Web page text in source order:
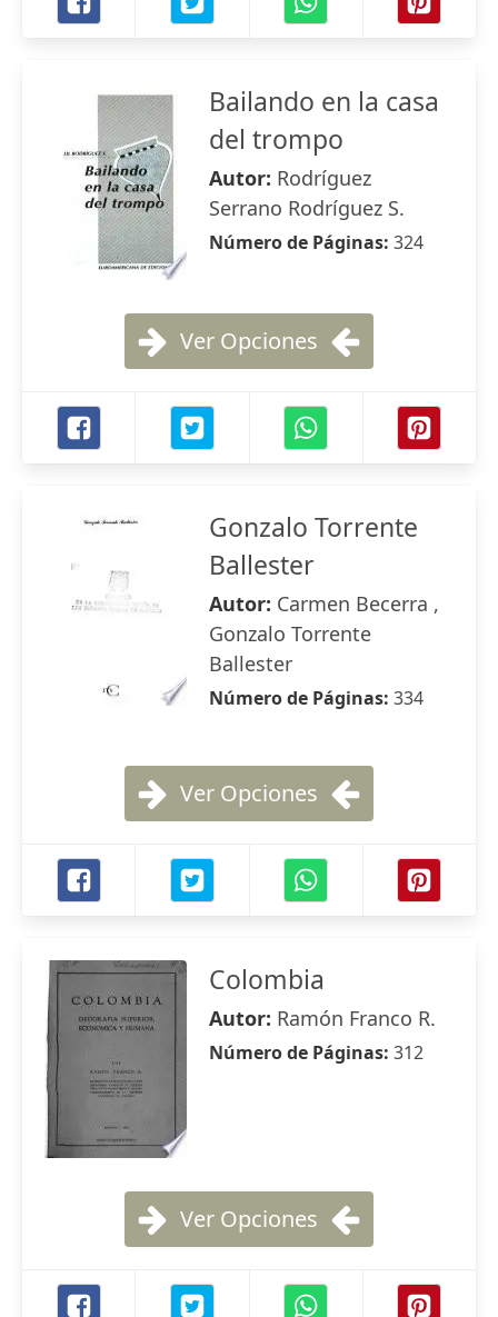
Bailando en la casa
del trompo
Autor: Rodríguez
Serrano Rodríguez S.
Número de Páginas: 324
Ver Opciones
Gonzalo Torrente
Ballester
Autor: Carmen Becerra ,
Gonzalo Torrente
Ballester
Número de Páginas: 334
Ver Opciones
Colombia
Autor: Ramón Franco R.
Número de Páginas: 312
Ver Opciones